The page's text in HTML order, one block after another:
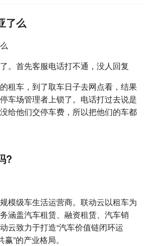
了么
。首先客服电话打不通，没人回复
租车，到了取车日子去网点看，结果
车场管理者上锁了。电话打过去说是
给他们交停车费，所以把他们的车都
?
模级车生活运营商。联动云以租车为
涵盖汽车租赁、融资租赁、汽车销
云致力于打造“汽车价值链闭环运
”的产业格局。